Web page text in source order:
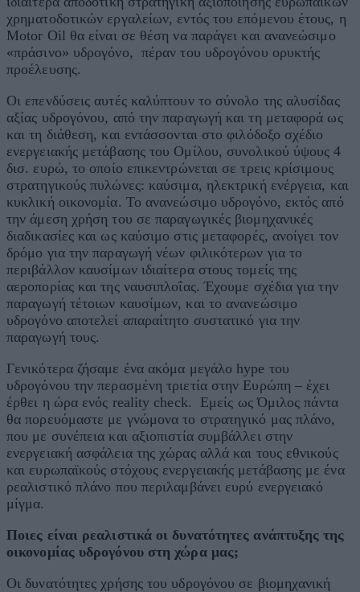
χρηματοδοτικών εργαλείων, εντός του επόμενου έτους, η
Motor Oil θα είναι σε θέση να παράγει και ανανεώσιμο
«πράσινο» υδρογόνο, πέραν του υδρογόνου ορυκτής
προέλευσης.
Οι επενδύσεις αυτές καλύπτουν το σύνολο της αλυσίδας
αξίας υδρογόνου, από την παραγωγή και τη μεταφορά ως
και τη διάθεση, και εντάσσονται στο φιλόδοξο σχέδιο
ενεργειακής μετάβασης του Ομίλου, συνολικού ύψους 4
δισ. ευρώ, το οποίο επικεντρώνεται σε τρεις κρίσιμους
στρατηγικούς πυλώνες: καύσιμα, ηλεκτρική ενέργεια, και
κυκλική οικονομία. Το ανανεώσιμο υδρογόνο, εκτός από
την άμεση χρήση του σε παραγωγικές βιομηχανικές
διαδικασίες και ως καύσιμο στις μεταφορές, ανοίγει τον
δρόμο για την παραγωγή νέων φιλικότερων για το
περιβάλλον καυσίμων ιδιαίτερα στους τομείς της
αεροπορίας και της ναυσιπλοΐας. Έχουμε σχέδια για την
παραγωγή τέτοιων καυσίμων, και το ανανεώσιμο
υδρογόνο αποτελεί απαραίτητο συστατικό για την
παραγωγή τους.
Γενικότερα ζήσαμε ένα ακόμα μεγάλο hype του
υδρογόνου την περασμένη τριετία στην Ευρώπη – έχει
έρθει η ώρα ενός reality check. Εμείς ως Όμιλος πάντα
θα πορευόμαστε με γνώμονα το στρατηγικό μας πλάνο,
που με συνέπεια και αξιοπιστία συμβάλλει στην
ενεργειακή ασφάλεια της χώρας αλλά και τους εθνικούς
και ευρωπαϊκούς στόχους ενεργειακής μετάβασης με ένα
ρεαλιστικό πλάνο που περιλαμβάνει ευρύ ενεργειακό
μίγμα.
Ποιες είναι ρεαλιστικά οι δυνατότητες ανάπτυξης της
οικονομίας υδρογόνου στη χώρα μας;
Οι δυνατότητες χρήσης του υδρογόνου σε βιομηχανική